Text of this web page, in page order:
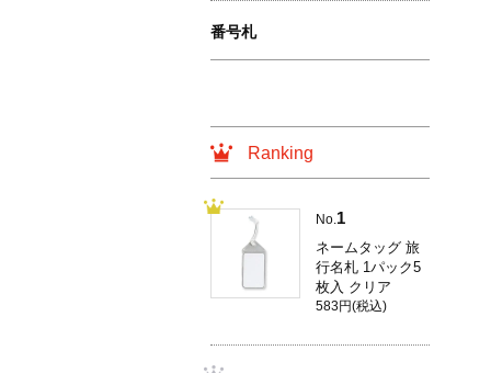
番号札
Ranking
No. 1
ネームタッグ 旅
行名札 1パック5
枚入 クリア
583円(税込)